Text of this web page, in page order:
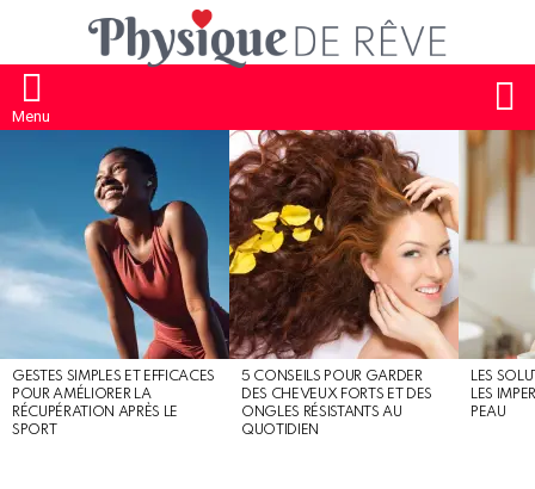
Menu
GESTES SIMPLES ET EFFICACES
POUR AMÉLIORER LA
RÉCUPÉRATION APRÈS LE
SPORT
5 CONSEILS POUR GARDER
DES CHEVEUX FORTS ET DES
ONGLES RÉSISTANTS AU
QUOTIDIEN
LES
LES
PEAU